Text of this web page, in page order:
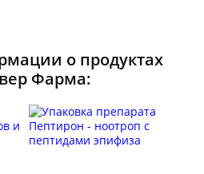
о продуктах
Фарма: